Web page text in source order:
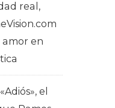
real,
amor en
el